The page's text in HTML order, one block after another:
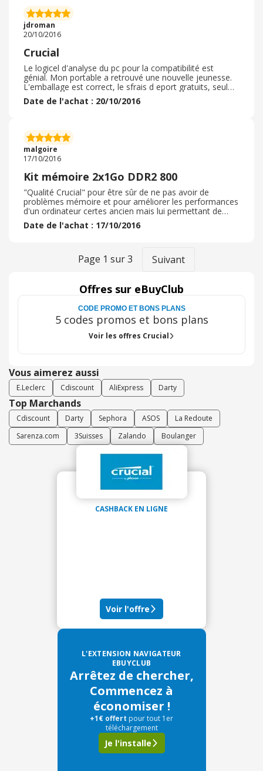
jdroman
20/10/2016
Crucial
Le logicel d'analyse du pc pour la compatibilité est
génial. Mon portable a retrouvé une nouvelle jeunesse.
L'emballage est correct, le sfrais d eport gratuits, seul
bemol la livrason est un peu lente, mais le produit dois
traverser la manche !!!
Date de l'achat : 20/10/2016
malgoire
17/10/2016
Kit mémoire 2x1Go DDR2 800
"Qualité Crucial" pour être sûr de ne pas avoir de
problèmes mémoire et pour améliorer les performances
d'un ordinateur certes ancien mais lui permettant de
rester efficace pour la plupart des usages par rapport
aux plus récents.
Date de l'achat : 17/10/2016
Page 1 sur3 Suivant
Offres sur eBuyClub
CODE PROMO ET BONS PLANS
5 codes promos et bons plans
Voir les offres Crucial
Vous aimerez aussi
E.Leclerc Cdiscount AliExpress Darty
Top Marchands
Cdiscount Darty Sephora ASOS
La Redoute
Sarenza.com
3Suisses Zalando Boulanger
CASHBACK EN LIGNE
Voir l'offre
L'EXTENSION NAVIGATEUR
EBUYCLUB
Arrêtez de chercher,
Commencez à
économiser !
+1€ offert pour tout 1er
téléchargement
Je l'installe